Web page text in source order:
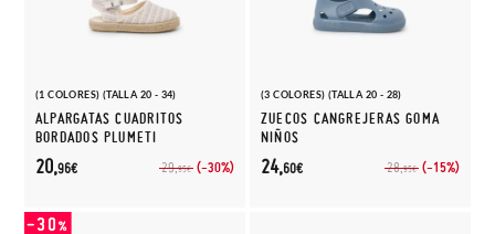
(1 COLORES) (TALLA 20 - 34)
ALPARGATAS CUADRITOS
BORDADOS PLUMETI
29,95€ (-30%)
20,96€
(3 COLORES) (TALLA 20 - 28)
ZUECOS CANGREJERAS GOMA
NIÑOS
28,95€ (-15%)
24,60€